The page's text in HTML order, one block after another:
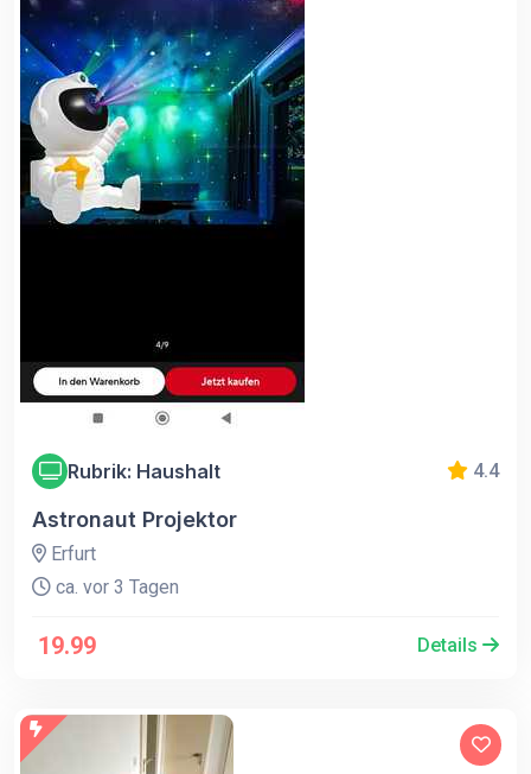
Rubrik: Haushalt 4.4
Astronaut Projektor
Erfurt
ca. vor 3 Tagen
19.99 Details